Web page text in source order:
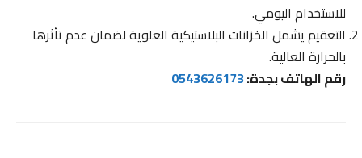
للاستخدام اليومي.
التعقيم يشمل الخزانات البلاستيكية العلوية لضمان عدم تأثرها
بالحرارة العالية.
رقم الهاتف بجدة:0543626173